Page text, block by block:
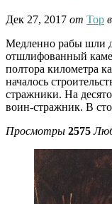
Дек 27, 2017 от Тор в
Медленно рабы шли
отшлифованный
полтора километра
началось
стражники. На
воин-стражник. В
Просмотры 2575